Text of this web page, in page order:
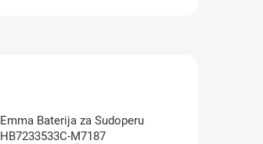
Emma Baterija za Sudoperu
HB7233533C-M7187